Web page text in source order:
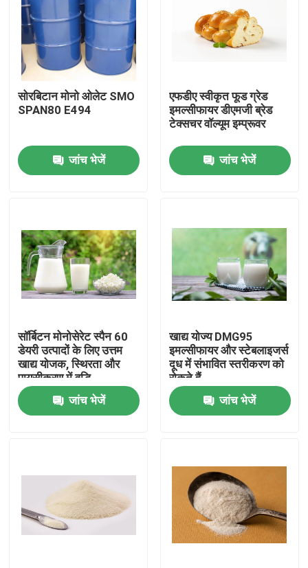
घर
वीडियो
वीआर शो
हमारे बारे में
कारखाना भ्रमण
संपर्क करें
समाचार
सोरबिटान मोनो ओलेट SMO
SPAN80 E494
जांच भेजें
एफडीए स्वीकृत फूड ग्रेड
इमल्सीफायर डीएमजी ब्रेड
टेक्सचर वॉल्यूम इम्प्रूवर
जांच भेजें
सॉर्बिटन मोनोसेरेट स्पैन 60
डेयरी उत्पादों के लिए उत्तम
खाद्य योजक, स्थिरता और
पायसीकरण में वृद्धि
जांच भेजें
खाद्य योज्य DMG95
इमल्सीफायर और स्टेबलाइजर्स
दूध में संभावित स्तरीकरण को
रोकते हैं
जांच भेजें